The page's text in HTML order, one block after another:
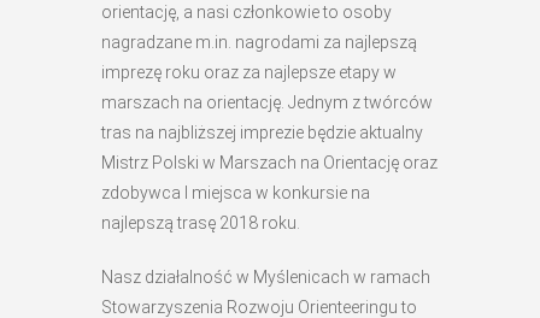
orientację, a nasi członkowie to osoby
nagradzane m.in. nagrodami za najlepszą
imprezę roku oraz za najlepsze etapy w
marszach na orientację. Jednym z twórców
tras na najbliższej imprezie będzie aktualny
Mistrz Polski w Marszach na Orientację oraz
zdobywca I miejsca w konkursie na
najlepszą trasę 2018 roku.
Nasz działalność w Myślenicach w ramach
Stowarzyszenia Rozwoju Orienteeringu to